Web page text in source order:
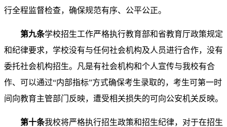
行全程监督检查，确保规范有序、公平公正。
第九条学校招生工作严格执行教育部和省教育厅政策规定
和纪律要求，学校没有与任何社会机构及人员进行合作，没有
委托社会机构招生。凡是有社会机构和个人宣传与我校有合
作、可以通过“内部指标”方式确保考生录取的，考生可第一时
间向教育主管部门反映，遭受相关损失的可向公安机关反映。
第十条我校将严格执行招生政策和招生纪律，对于在招生